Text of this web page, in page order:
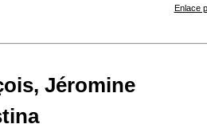
Enlace
Jéromine